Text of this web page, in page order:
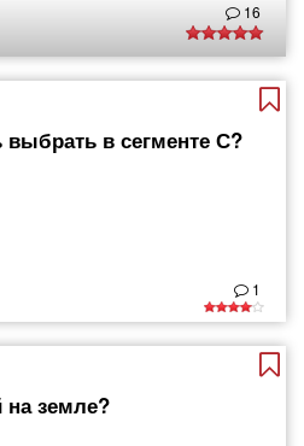
16
в сегменте С?
1
на земле?